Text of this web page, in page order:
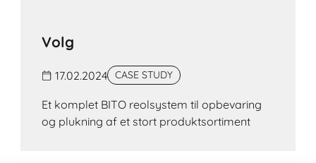
Volg
17.02.2024 CASE STUDY
Et komplet BITO reolsystem til opbevaring
og plukning af et stort produktsortiment